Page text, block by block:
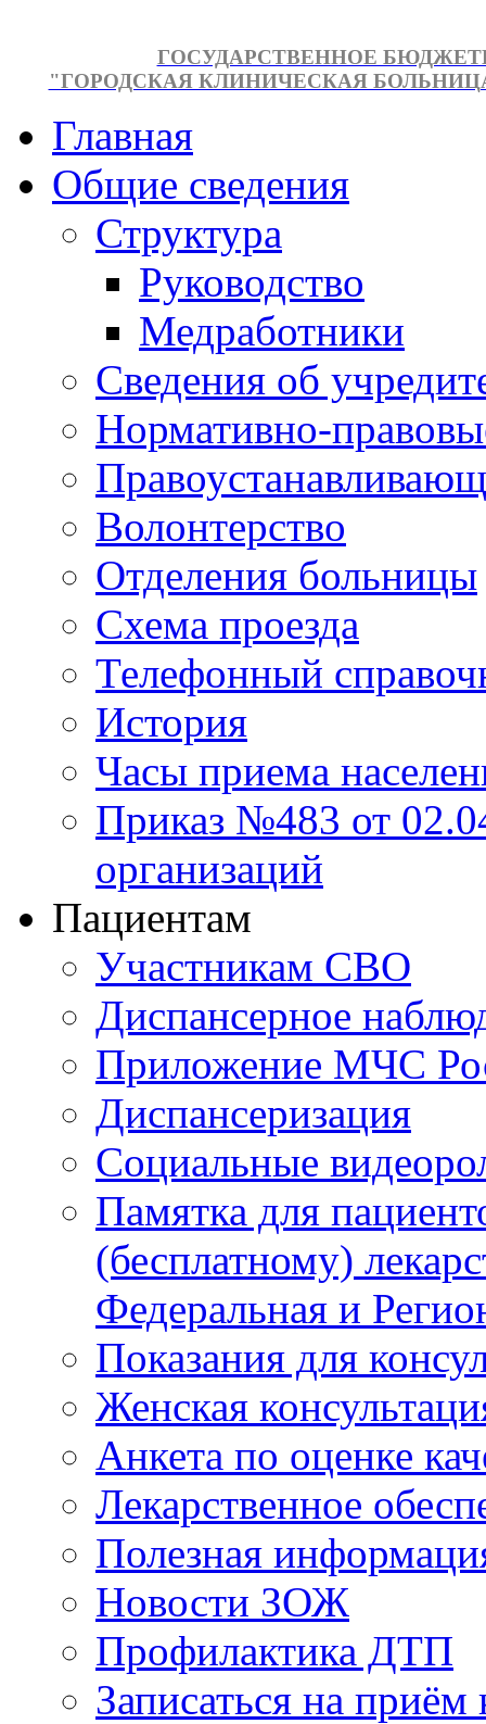
ГОСУДАРСТВЕННОЕ
"ГОРОДСКАЯ КЛИНИЧЕСКАЯ
Главная
Общие сведения
Структура
Руководство
Медработники
Сведения об
Нормативно-
Волонтерство
Отделения больницы
Схема проезда
Телефонный
История
Часы приема
Приказ №483 от
организаций
Пациентам
Участникам СВО
Диспансерное
Приложение МЧС
Диспансеризация
Социальные
Памятка для
(бесплатному)
Федеральная и
Показания для
Женская
Анкета по оценке
Лекарственное
Полезная
Новости ЗОЖ
Профилактика ДТП
Записаться на приём